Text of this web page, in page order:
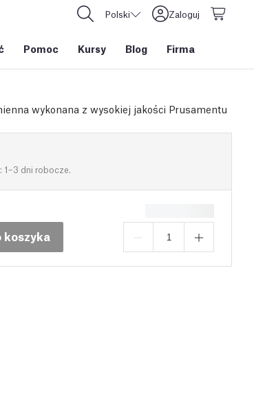
Polski Zaloguj
Pomoc Kursy Blog Firma
wykonana z wysokiej jakości Prusamentu
1–3 dni robocze.
koszyka